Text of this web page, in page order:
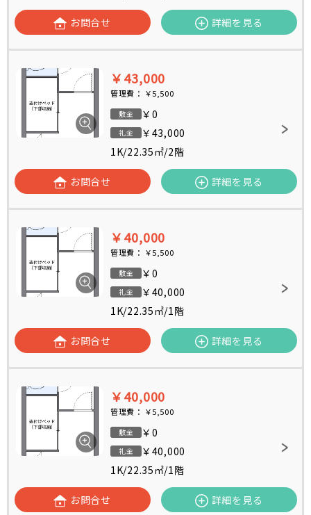
お問合せ 詳細を見る
￥43,000
管理費： ￥5,500
敷金 ￥0
礼金
￥43,000
1K/22.35㎡/2階
お問合せ 詳細を見る
￥40,000
管理費： ￥5,500
敷金 ￥0
礼金
￥40,000
1K/22.35㎡/1階
お問合せ 詳細を見る
￥40,000
管理費： ￥5,500
敷金 ￥0
礼金
￥40,000
1K/22.35㎡/1階
お問合せ 詳細を見る